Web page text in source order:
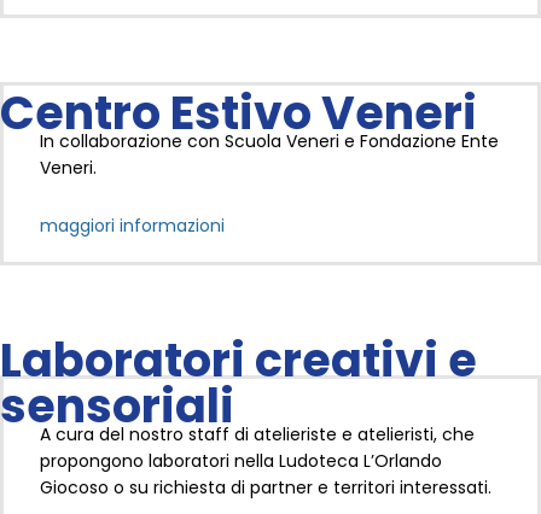
Centro Estivo Veneri
In collaborazione con Scuola Veneri e Fondazione Ente
Veneri.
maggiori informazioni
Laboratori creativi e
sensoriali
A cura del nostro staff di atelieriste e atelieristi, che
propongono laboratori nella Ludoteca L’Orlando
Giocoso o su richiesta di partner e territori interessati.